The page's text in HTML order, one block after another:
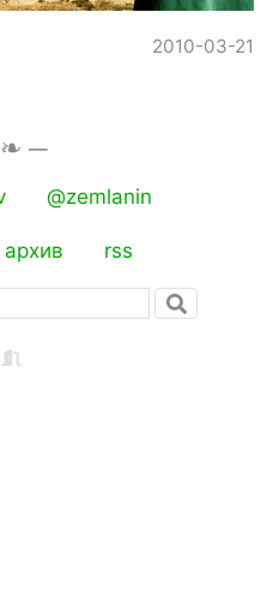
2010-03-21
@zemlanin
архив rss